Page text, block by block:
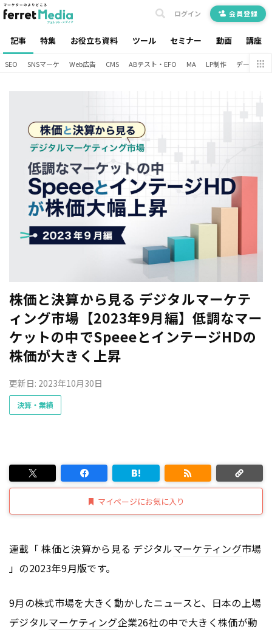
記事 特集 お役立ち資料 ツール セミナー 動画 講座
ログイン 会員登録
SEO SNSマーケ Web広告 CMS ABテスト・EFO MA LP制作 データ分析
株価と決算から見る デジタルマーケテ
ィング市場【2023年9月編】低調なマー
ケットの中でSpeeeとインテージHDの
株価が大きく上昇
更新日: 2023年10月30日
決算・業績
マイページにお気に入り
連載「 株価と決算から見る デジタルマーケティング市場
」の2023年9月版です。
9月の株式市場を大きく動かしたニュースと、日本の上場
デジタルマーケティング企業26社の中で大きく株価が動